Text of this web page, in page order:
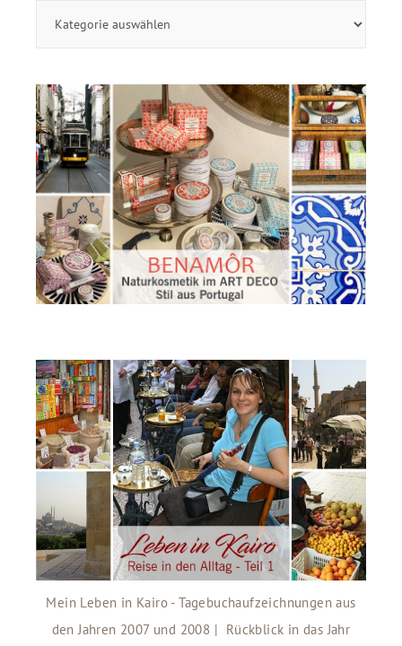
Mein Leben in Kairo - Tagebuchaufzeichnungen aus
den Jahren 2007 und 2008 | Rückblick in das Jahr